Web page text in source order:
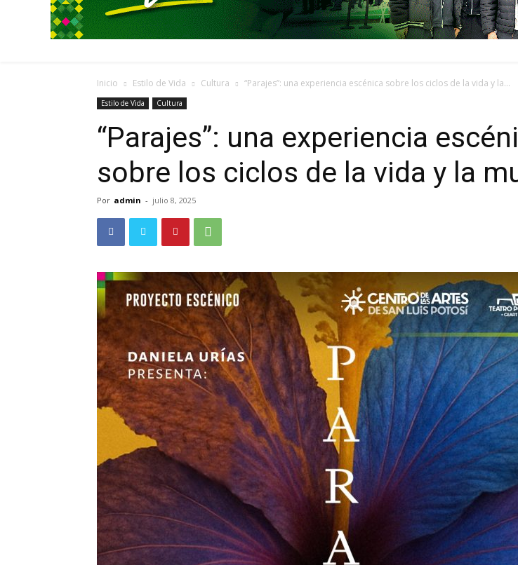
Inicio Estilo de Vida Cultura “Parajes”: una experiencia escénica sobre los ciclos de la vida y la...
Estilo de Vida Cultura
“Parajes”: una experiencia
sobre los ciclos de la vida y la
Por admin - julio 8, 2025